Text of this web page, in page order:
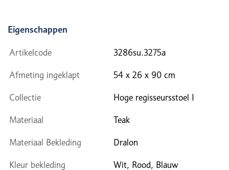
Eigenschappen
Artikelcode 3286su.3275a
Afmeting ingeklapt 54 x 26 x 90 cm
Collectie Hoge regisseursstoel I
Materiaal Teak
Materiaal Bekleding Dralon
Kleur bekleding Wit, Rood, Blauw